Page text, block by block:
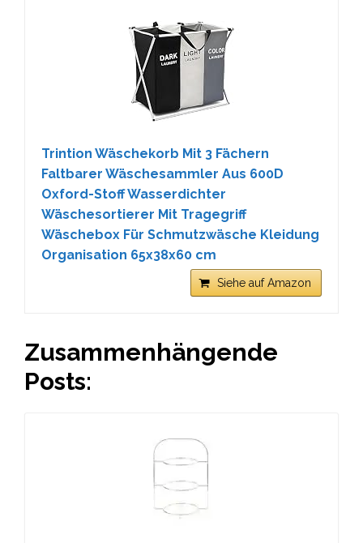
Trintion Wäschekorb Mit 3 Fächern
Faltbarer Wäschesammler Aus 600D
Oxford-Stoff Wasserdichter
Wäschesortierer Mit Tragegriff
Wäschebox Für Schmutzwäsche Kleidung
Organisation 65x38x60 cm
Siehe auf Amazon
Zusammenhängende
Posts: